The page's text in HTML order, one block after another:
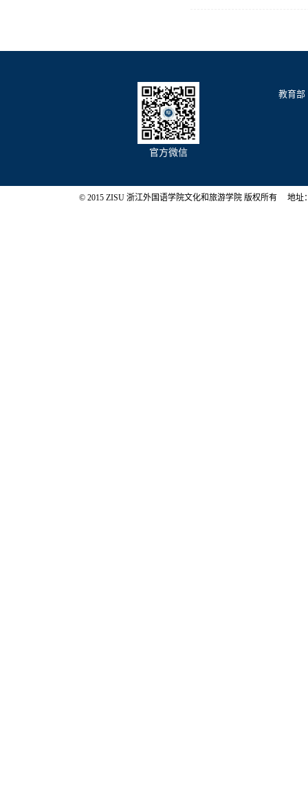
官方微信
教育部
© 2015 ZISU 浙江外国语学院文化和旅游学院 版权所有 地址